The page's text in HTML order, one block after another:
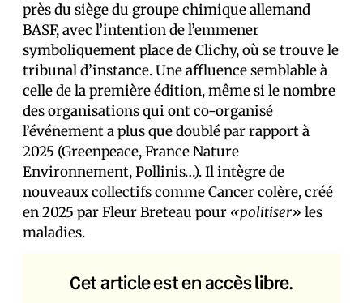
près du siège du groupe chimique allemand
BASF, avec l’intention de l’emmener
symboliquement place de Clichy, où se trouve le
tribunal d’instance. Une affluence semblable à
celle de la première édition, même si le nombre
des organisations qui ont co-organisé
l’événement a plus que doublé par rapport à
2025 (Greenpeace, France Nature
Environnement, Pollinis…). Il intègre de
nouveaux collectifs comme Cancer colère, créé
en 2025 par Fleur Breteau pour «politiser» les
maladies.
Cet article est en accès libre.